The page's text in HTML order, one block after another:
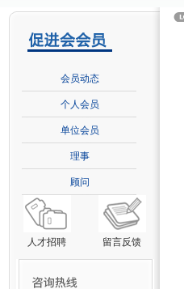
会员动态
个人会员
单位会员
理事
顾问
人才招聘 留言反馈